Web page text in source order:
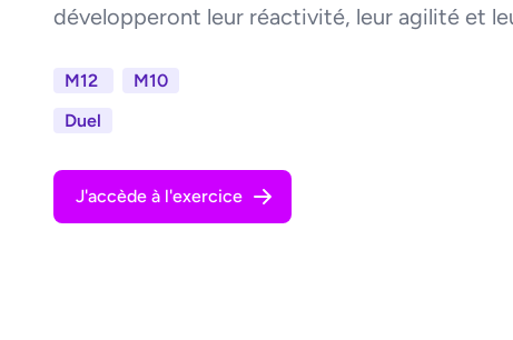
développeront leur réactivité, leur agilité et
M12
M10
Duel
J'accède à l'exercice